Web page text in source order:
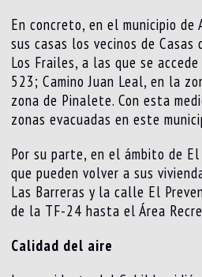
En concreto, en el municipio
sus casas los vecinos de Casas
Los Frailes, a las que se
523; Camino Juan Leal, en la
zona de Pinalete. Con esta
zonas evacuadas en este
Por su parte, en el ámbito de
que pueden volver a sus
Las Barreras y la calle El
de la TF-24 hasta el Área
Calidad del aire